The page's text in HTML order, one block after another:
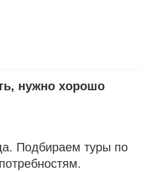
нужно хорошо
Подбираем туры по